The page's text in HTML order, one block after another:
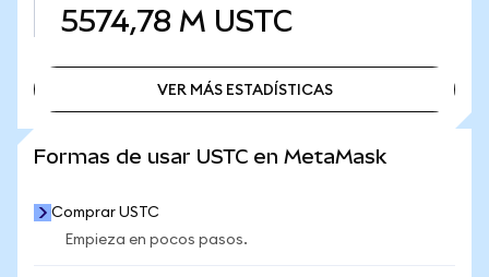
5574,78 M USTC
VER MÁS ESTADÍSTICAS
Formas de usar USTC en MetaMask
Comprar USTC
Empieza en pocos pasos.